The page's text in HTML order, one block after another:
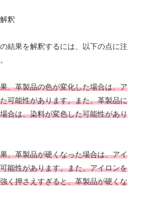
釈
結果を解釈するには、以下の点に注
、革製品の色が変化した場合は、ア
可能性があります。また、革製品に
合は、染料が変色した可能性があり
、革製品が硬くなった場合は、アイ
能性があります。また、アイロンを
く押さえすぎると、革製品が硬くな